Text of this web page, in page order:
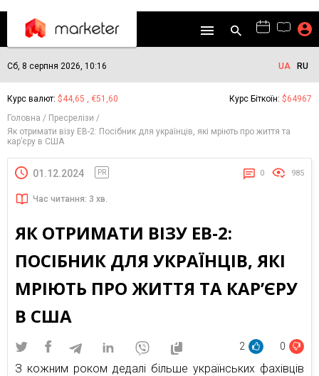
Сб, 8 серпня 2026, 10:16 UA RU
Курс валют: $44,65 , €51,60 Курс Біткоїн: $64967
Головна
Пресрелізи
Як отримати візу EB-2: Посібник для українців, які мріють про життя та
кар’єру в США
01.12.2024 PR 0 985
Час читання: 3 хв.
ЯК ОТРИМАТИ ВІЗУ EB-2:
ПОСІБНИК ДЛЯ УКРАЇНЦІВ, ЯКІ
МРІЮТЬ ПРО ЖИТТЯ ТА КАР’ЄРУ
В США
2 0
З кожним роком дедалі більше українських фахівців